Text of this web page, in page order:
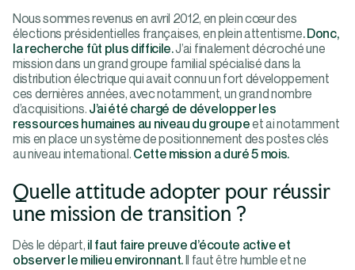
Nous sommes revenus en avril 2012, en plein cœur des
élections présidentielles françaises, en plein attentisme. Donc,
la recherche fût plus difficile.J’ai finalement décroché une
mission dans un grand groupe familial spécialisé dans la
distribution électrique qui avait connu un fort développement
ces dernières années, avec notamment, un grand nombre
d’acquisitions. J’ai été chargé de développer les
ressources humaines au niveau du groupeet ai notamment
mis en place un système de positionnement des postes clés
au niveau international. Cette mission a duré 5 mois.
Quelle attitude adopter pour réussir
une mission de transition ?
Dès le départ, il faut faire preuve d’écoute active et
observer le milieu environnant.Il faut être humble et ne